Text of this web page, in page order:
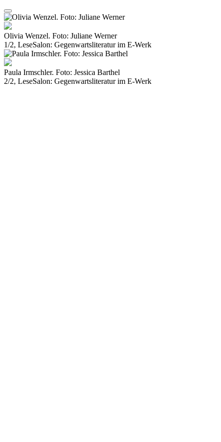
Olivia Wenzel. Foto: Juliane Werner
1/2, LeseSalon: Gegenwartsliteratur im E-Werk
Paula Irmschler. Foto: Jessica Barthel
2/2, LeseSalon: Gegenwartsliteratur im E-Werk